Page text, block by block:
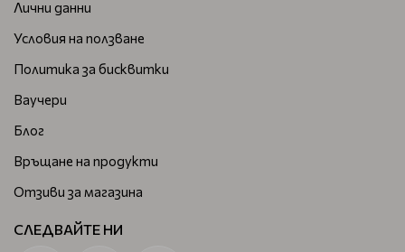
Лични данни
Условия на ползване
Политика за бисквитки
Ваучери
Блог
Връщане на продукти
Отзиви за магазина
СЛЕДВАЙТЕ НИ